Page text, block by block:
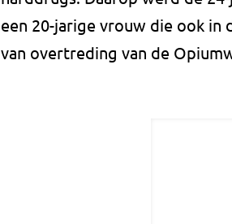
een 20-jarige vrouw die ook in
van overtreding van de